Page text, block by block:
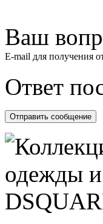
Ваш
E-mail для получения
Ответ